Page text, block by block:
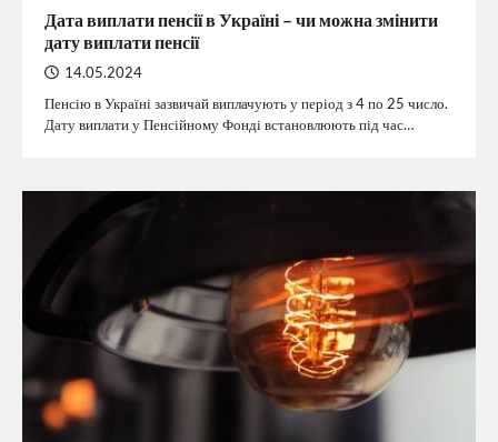
Дата виплати пенсії в Україні – чи можна змінити
дату виплати пенсії
14.05.2024
Пенсію в Україні зазвичай виплачують у період з 4 по 25 число.
Дату виплати у Пенсійному Фонді встановлюють під час…